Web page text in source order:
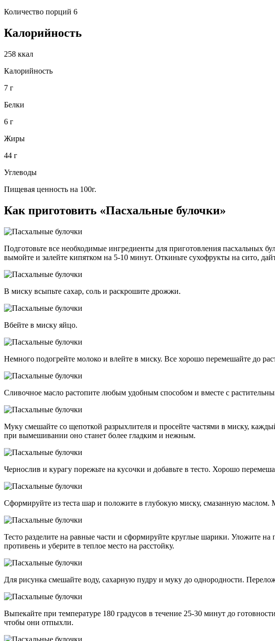
Количество порций 6
Калорийность
258 ккал
Калорийность
7 г
Белки
6 г
Жиры
44 г
Углеводы
Пищевая ценность на 100г.
Как приготовить «Пасхальные булочки»
Подготовьте все необходимые ингредиенты для приготовления пасхальных
вымойте и залейте кипятком на 5-10 минут. Откиньте сухофрукты на сито,
В миску всыпьте сахар, соль и раскрошите дрожжи.
Вбейте в миску яйцо.
Немного подогрейте молоко и влейте в миску. Все хорошо перемешайте до
Сливочное масло растопите любым удобным способом и вместе с
Муку смешайте со щепоткой разрыхлителя и просейте частями в миску,
при вымешивании оно станет более гладким и нежным.
Чернослив и курагу порежьте на кусочки и добавьте в тесто. Хорошо
Сформируйте из теста шар и положите в глубокую миску, смазанную маслом.
Тесто разделите на равные части и сформируйте круглые шарики. Уложите
противень и уберите в теплое место на расстойку.
Для рисунка смешайте воду, сахарную пудру и муку до однородности.
Выпекайте при температуре 180 градусов в течение 25-30 минут до
чтобы они отпыхли.